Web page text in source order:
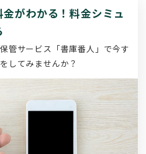
がわかる！料金シミュ
管サービス「書庫番人」で今す
してみませんか？